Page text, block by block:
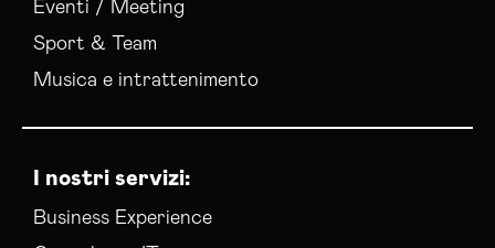
Eventi / Meeting
Sport & Team
Musica e intrattenimento
I nostri servizi:
Business Experience